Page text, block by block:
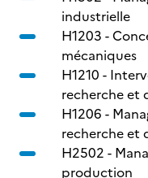
industrielle
H1203 -
mécaniques
H1210 -
recherche et
H1206 -
recherche et
H2502 -
production